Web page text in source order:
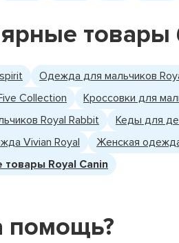
товары
Одежда для мальчиков
Collection
Кроссовки для
Royal Rabbit
Кеды для
Vivian Royal
Женская
Royal Canin
помощь?